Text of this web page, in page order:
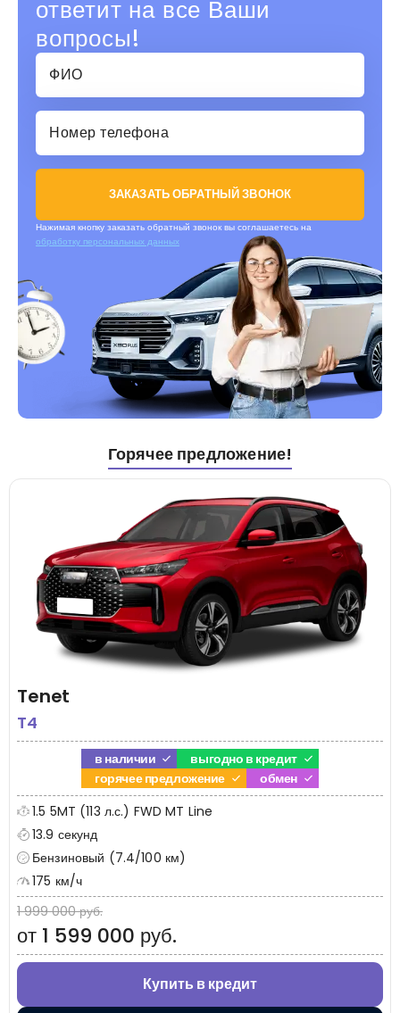
ответит на все Ваши
вопросы!
ЗАКАЗАТЬ ОБРАТНЫЙ ЗВОНОК
Нажимая кнопку заказать обратный звонок вы соглашаетесь на
обработку персональных данных
Горячее предложение!
Tenet
T4
в наличии
выгодно в кредит
горячее предложение
обмен
1.5 5MT (113 л.с.) FWD MT Line
13.9 секунд
Бензиновый (7.4/100 км)
175 км/ч
1 999 000 руб.
от 1 599 000 руб.
Купить в кредит